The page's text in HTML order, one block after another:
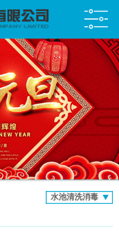
水池清洗消毒